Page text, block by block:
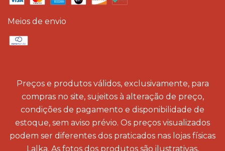
Meios de envio
Preços e produtos válidos, exclusivamente, para
compras no site, sujeitos à alteração de preço,
condições de pagamento e disponibilidade de
estoque, sem aviso prévio. Os preços visualizados
podem ser diferentes dos praticados nas lojas físicas
Lalka. As fotos dos produtos são ilustrativas,